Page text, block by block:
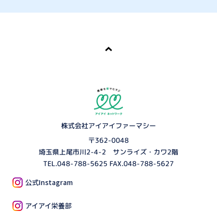
株式会社アイアイファーマシー
〒362-0048
埼玉県上尾市川2-4-2 サンライズ・カワ2階
TEL.048-788-5625 FAX.048-788-5627
公式Instagram
アイアイ栄養部